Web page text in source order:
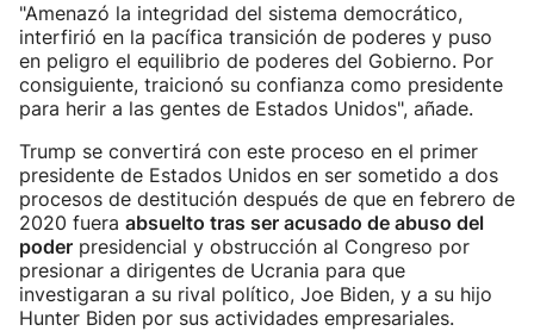
"Amenazó la integridad del sistema democrático,
interfirió en la pacífica transición de poderes y puso
en peligro el equilibrio de poderes del Gobierno. Por
consiguiente, traicionó su confianza como presidente
para herir a las gentes de Estados Unidos", añade.
Trump se convertirá con este proceso en el primer
presidente de Estados Unidos en ser sometido a dos
procesos de destitución después de que en febrero de
2020 fuera absuelto tras ser acusado de abuso del
poder presidencial y obstrucción al Congreso por
presionar a dirigentes de Ucrania para que
investigaran a su rival político, Joe Biden, y a su hijo
Hunter Biden por sus actividades empresariales.